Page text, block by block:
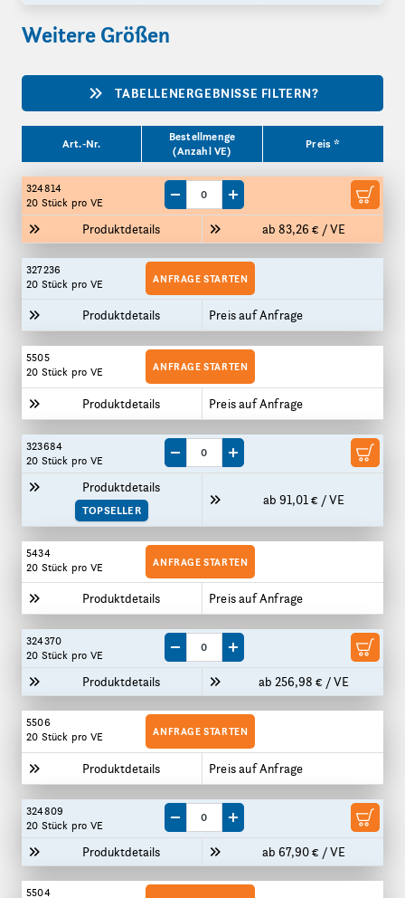
Weitere Größen
TABELLENERGEBNISSE FILTERN?
Art.-Nr.
Bestellmenge
(Anzahl VE)
Preis *
324814
20 Stück pro VE
Produktdetails ab 83,26 € / VE
Menge um eine VE reduzieren
Menge um eine VE erhöhen
327236
20 Stück pro VE
Produktdetails Preis auf Anfrage
ANFRAGE STARTEN
5505
20 Stück pro VE
Produktdetails Preis auf Anfrage
ANFRAGE STARTEN
323684
20 Stück pro VE
Produktdetails
TOPSELLER
ab 91,01 € / VE
Menge um eine VE reduzieren
Menge um eine VE erhöhen
5434
20 Stück pro VE
Produktdetails Preis auf Anfrage
ANFRAGE STARTEN
324370
20 Stück pro VE
Produktdetails ab 256,98 € / VE
Menge um eine VE reduzieren
Menge um eine VE erhöhen
5506
20 Stück pro VE
Produktdetails Preis auf Anfrage
ANFRAGE STARTEN
324809
20 Stück pro VE
Produktdetails ab 67,90 € / VE
Menge um eine VE reduzieren
Menge um eine VE erhöhen
5504